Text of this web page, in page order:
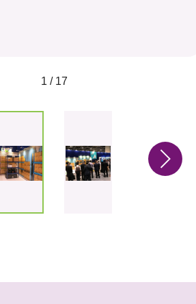
1 / 17